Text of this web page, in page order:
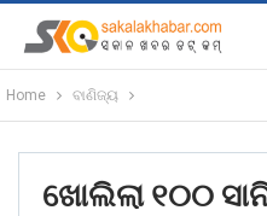
Home ବାଣିଜ୍ୟ
ଖୋଲିଲା ୧୦୦